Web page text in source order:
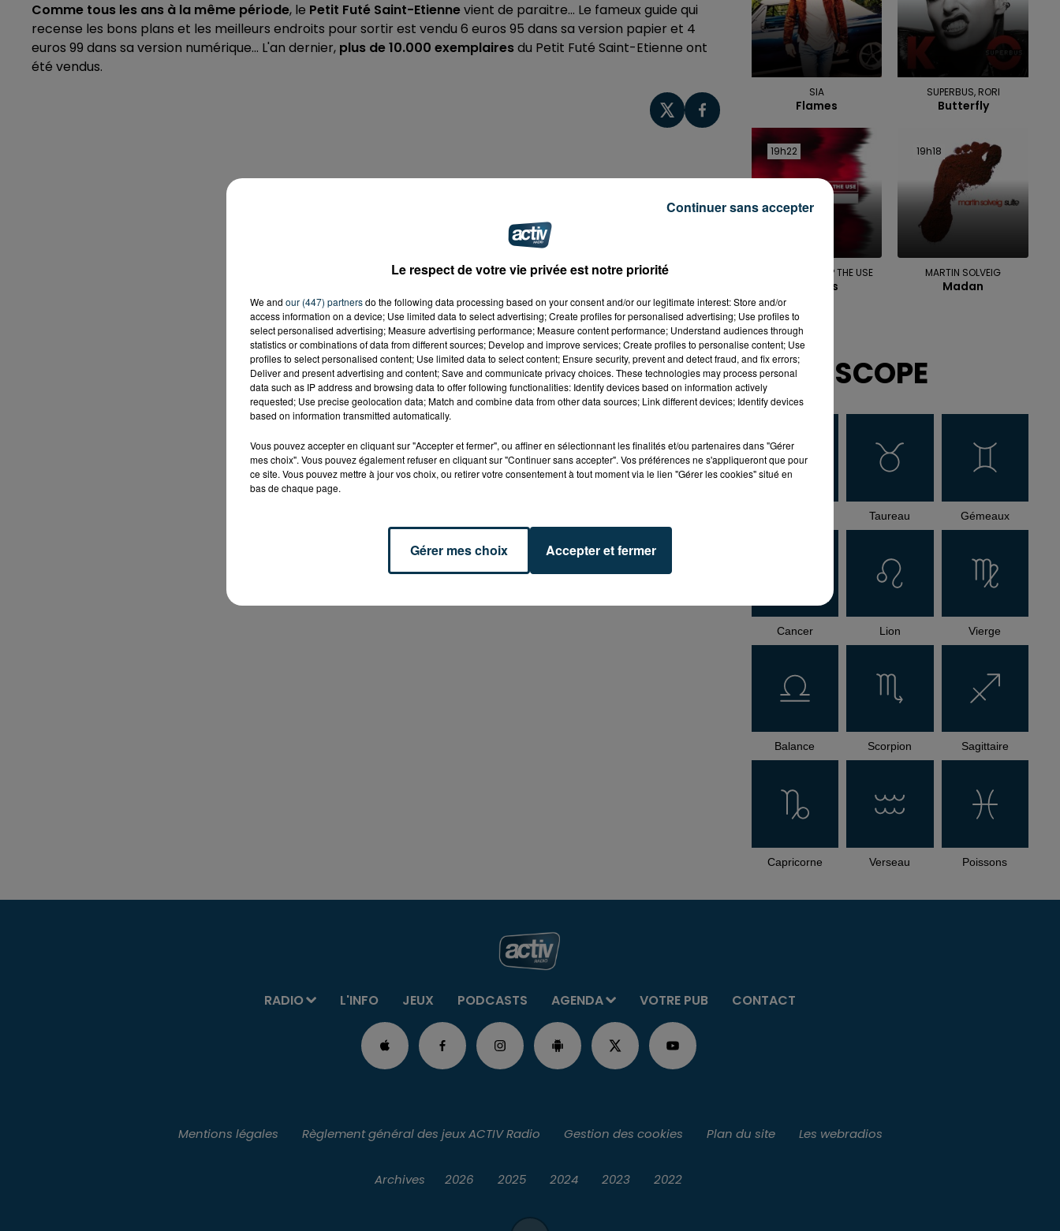
Comme tous les ans à la même période, le Petit Futé Saint-Etiennevient de paraitre... Le fameux guide qui
recense les bons plans et les meilleurs endroits pour sortir est vendu 6 euros 95 dans sa version papier et 4
euros 99 dans sa version numérique... L'an dernier, plus de 10.000 exemplairesdu Petit Futé Saint-Etienne ont
été vendus.
SIA
Flames
SUPERBUS, RORI
Butterfly
19h22
19h22
MOSIMANN, SKIP THE USE
Ghosts
19h18
19h18
MARTIN SOLVEIG
Madan
HOROSCOPE
Taureau Gémeaux
Cancer Lion Vierge
Balance Scorpion Sagittaire
Capricorne Verseau Poissons
RADIO L'INFO JEUX PODCASTS AGENDA VOTRE PUB CONTACT
Mentions légales Règlement général des jeux ACTIV Radio Gestion des cookies Plan du site Les webradios
Archives 2026 2025 2024 2023 2022
Le respect de votre vie privée est notre priorité
We and our (447) partnersdo the following data processing based on your consent and/or our legitimate interest: Store and/or
access information on a device; Use limited data to select advertising; Create profiles for personalised advertising; Use profiles to
select personalised advertising; Measure advertising performance; Measure content performance; Understand audiences through
statistics or combinations of data from different sources; Develop and improve services; Create profiles to personalise content; Use
profiles to select personalised content; Use limited data to select content; Ensure security, prevent and detect fraud, and fix errors;
Deliver and present advertising and content; Save and communicate privacy choices. These technologies may process personal
data such as IP address and browsing data to offer following functionalities: Identify devices based on information actively
requested; Use precise geolocation data; Match and combine data from other data sources; Link different devices; Identify devices
based on information transmitted automatically.
Vous pouvez accepter en cliquant sur "Accepter et fermer", ou affiner en sélectionnant les finalités et/ou partenaires dans "Gérer
mes choix". Vous pouvez également refuser en cliquant sur "Continuer sans accepter". Vos préférences ne s'appliqueront que pour
ce site. Vous pouvez mettre à jour vos choix, ou retirer votre consentement à tout moment via le lien "Gérer les cookies" situé en
bas de chaque page.
Gérer mes choix Accepter et fermer
Continuer sans accepter